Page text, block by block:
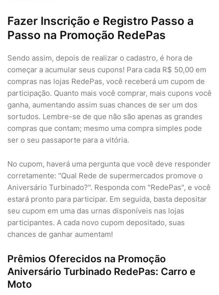
Fazer Inscrição e Registro Passo a
Passo na Promoção RedePas
Sendo assim, depois de realizar o cadastro, é hora de
começar a acumular seus cupons! Para cada R$ 50,00 em
compras nas lojas RedePas, você receberá um cupom de
participação. Quanto mais você comprar, mais cupons você
ganha, aumentando assim suas chances de ser um dos
sortudos. Lembre-se de que não são apenas as grandes
compras que contam; mesmo uma compra simples pode
ser o seu passaporte para a vitória.
No cupom, haverá uma pergunta que você deve responder
corretamente: "Qual Rede de supermercados promove o
Aniversário Turbinado?". Responda com "RedePas", e você
estará pronto para participar. Em seguida, basta depositar
seu cupom em uma das urnas disponíveis nas lojas
participantes. A cada novo cupom depositado, suas
chances de ganhar aumentam!
Prêmios Oferecidos na Promoção
Aniversário Turbinado RedePas: Carro e
Moto